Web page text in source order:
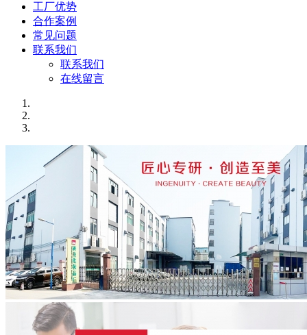
工厂优势
合作案例
常见问题
联系我们
联系我们
在线留言